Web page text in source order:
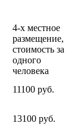
4-х местное
размещение,
стоимость за
одного
человека
11100 руб.
13100 руб.